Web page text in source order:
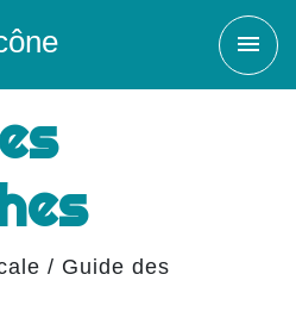
menu
/ Guide des